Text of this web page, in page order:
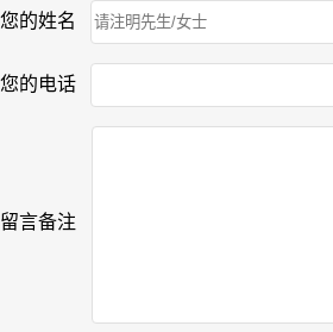
您的姓名
您的电话
留言备注